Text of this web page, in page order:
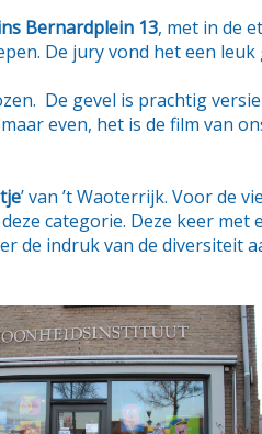
Bernardplein 13, met in de
De jury vond het een leuk
De gevel is prachtig
even, het is de film van
’ van ’t Waoterrijk. Voor de
categorie. Deze keer met
de indruk van de diversiteit